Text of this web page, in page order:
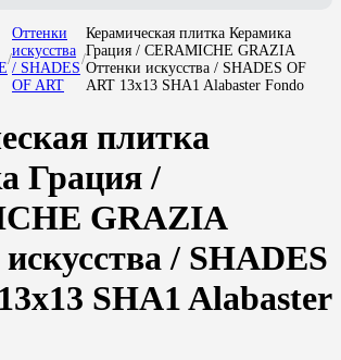
/
Оттенки
искусства
/ SHADES
OF ART
/
Керамическая плитка Керамика
Грация / CERAMICHE GRAZIA
Оттенки искусства / SHADES OF
ART 13x13 SHA1 Alabaster Fondo
плитка
Грация /
GRAZIA
/ SHADES
SHA1 Alabaster